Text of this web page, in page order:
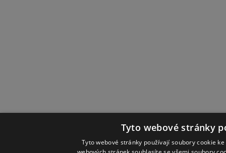
Tyto webové stránky
Tyto webové stránky používají soubory cookie